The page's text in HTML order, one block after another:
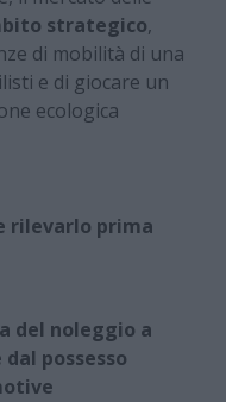
strategico,
di mobilità di una
e di giocare un
ecologica
rilevarlo prima
del noleggio a
possesso